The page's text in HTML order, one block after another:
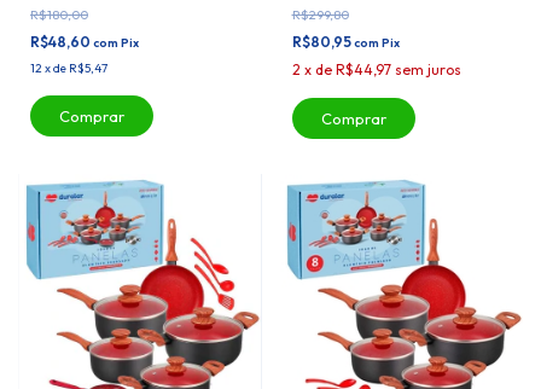
R$180,00
R$48,60 com Pix
12xde R$5,47
R$299,80
R$80,95com Pix
2 x de R$44,97 sem juros